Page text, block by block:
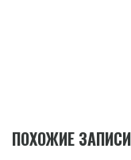
ПОХОЖИЕ ЗАПИСИ